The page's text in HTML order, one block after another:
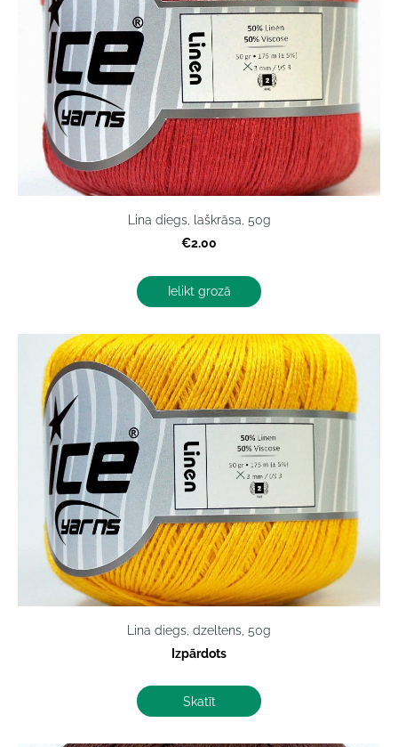
Lina diegs, laškrāsa, 50g
€2.00
Ielikt grozā
Lina diegs, dzeltens, 50g
Izpārdots
Skatīt